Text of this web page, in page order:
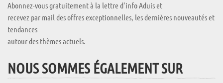
Abonnez-vous gratuitement à la lettre d'info Aduis et
recevez par mail des offres exceptionnelles, les dernières nouveautés et
tendances
autour des thèmes actuels.
NOUS SOMMES ÉGALEMENT SUR